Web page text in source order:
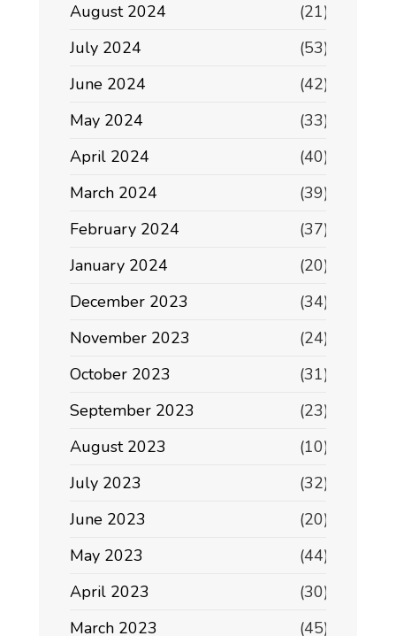
August 2024
(21)
July 2024
(53)
June 2024
(42)
May 2024
(33)
April 2024
(40)
March 2024
(39)
February 2024
(37)
January 2024
(20)
December 2023
(34)
November 2023
(24)
October 2023
(31)
September 2023
(23)
August 2023
(10)
July 2023
(32)
June 2023
(20)
May 2023
(44)
April 2023
(30)
March 2023
(45)